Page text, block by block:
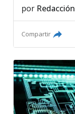
por
Compartir